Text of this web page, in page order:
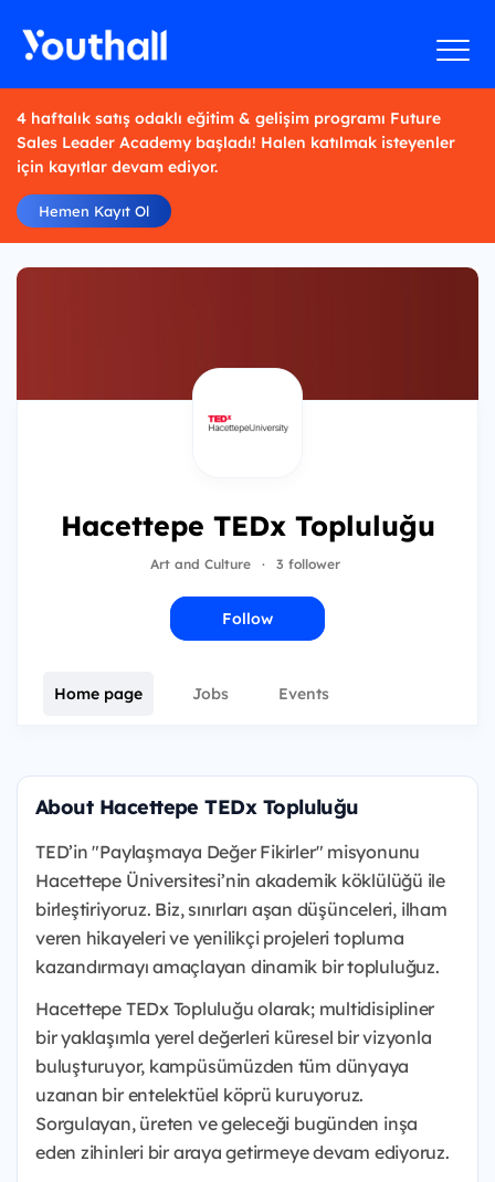
4 haftalık satış odaklı eğitim & gelişim programı Future
Sales Leader Academy başladı! Halen katılmak isteyenler
için kayıtlar devam ediyor.
Hemen Kayıt Ol
Hacettepe TEDx Topluluğu
Art and Culture · 3 follower
Follow
Home page Jobs Events
About Hacettepe TEDx Topluluğu
TED’in "Paylaşmaya Değer Fikirler" misyonunu
Hacettepe Üniversitesi’nin akademik köklülüğü ile
birleştiriyoruz. Biz, sınırları aşan düşünceleri, ilham
veren hikayeleri ve yenilikçi projeleri topluma
kazandırmayı amaçlayan dinamik bir topluluğuz.
Hacettepe TEDx Topluluğu olarak; multidisipliner
bir yaklaşımla yerel değerleri küresel bir vizyonla
buluşturuyor, kampüsümüzden tüm dünyaya
uzanan bir entelektüel köprü kuruyoruz.
Sorgulayan, üreten ve geleceği bugünden inşa
eden zihinleri bir araya getirmeye devam ediyoruz.